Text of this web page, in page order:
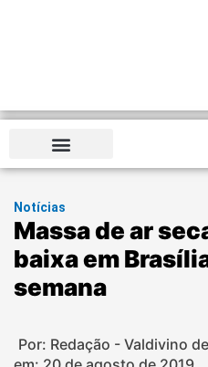
Notícias
Massa de ar
baixa em
semana
Por: Redação - Valdivino